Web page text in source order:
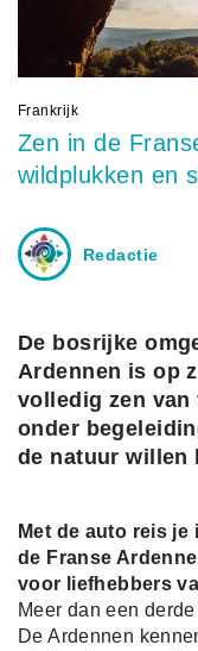
Frankrijk
Zen in de
wildplukken en
Redactie
De bosrijke
Ardennen is op
volledig zen van
onder
de natuur willen
Met de auto reis
de Franse
voor liefhebbers
Meer dan een
De Ardennen